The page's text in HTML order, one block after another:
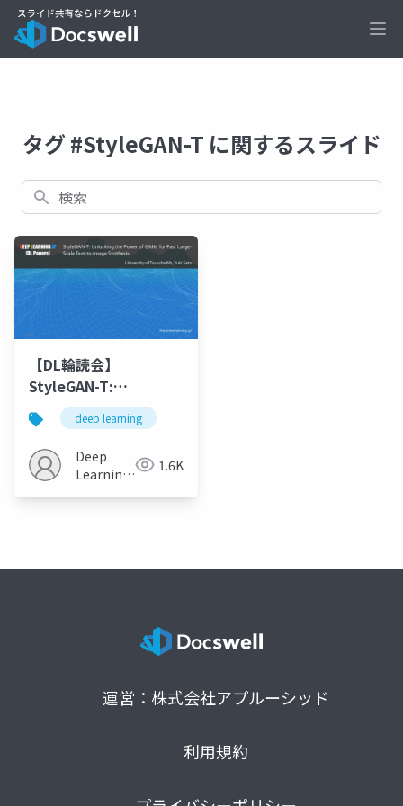
タグ #StyleGAN-T に関するスライド
検索
【DL輪読会】
StyleGAN-T:
Unlocking the Power
of GANs for Fast
Large-Scale Text-to-
Image Synthesis
deep learning
Deep
Learning
1.6K
運営：株式会社アプルーシッド
利用規約